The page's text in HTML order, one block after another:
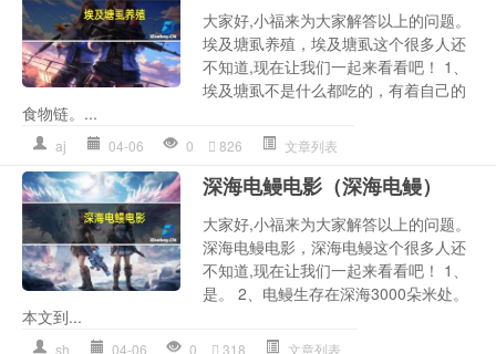
大家好,小福来为大家解答以上的问题。
埃及塘虱养殖，埃及塘虱这个很多人还
不知道,现在让我们一起来看看吧！ 1、
埃及塘虱不是什么都吃的，有着自己的
食物链。...
aj 04-06 0 826 文章列表
深海电鳗电影（深海电鳗）
大家好,小福来为大家解答以上的问题。
深海电鳗电影，深海电鳗这个很多人还
不知道,现在让我们一起来看看吧！ 1、
是。 2、电鳗生存在深海3000朵米处。
本文到...
sh 04-06 0 318 文章列表